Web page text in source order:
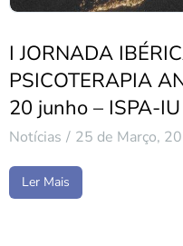
I JORNADA
PSICOTERAPIA
20 junho – ISPA-IU
Notícias 25 de Março,
Ler Mais